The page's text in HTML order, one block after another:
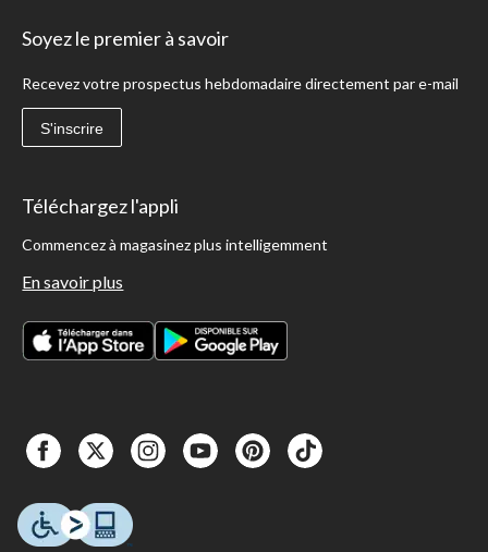
Soyez le premier à savoir
Recevez votre prospectus hebdomadaire directement par e-mail
S'inscrire
Téléchargez l'appli
Commencez à magasinez plus intelligemment
En savoir plus